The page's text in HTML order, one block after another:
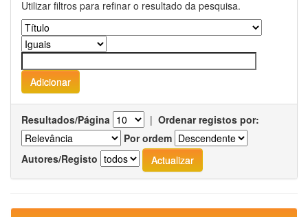
Utilizar filtros para refinar o resultado da pesquisa.
Resultados/Página | Ordenar registos por:
Por ordem
Autores/Registo